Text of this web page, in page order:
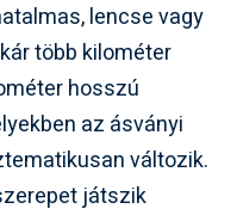
lencse vagy
több kilométer
hosszú
az ásványi
változik.
játszik